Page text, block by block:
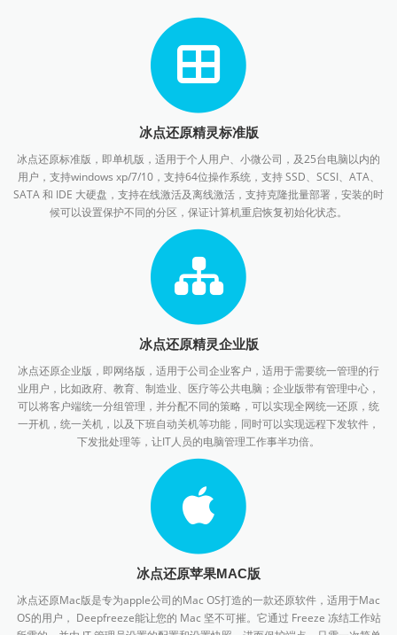
冰点还原精灵标准版
冰点还原标准版，即单机版，适用于个人用户、小微公司，及25台电脑以内的
用户，支持windows xp/7/10，支持64位操作系统，支持 SSD、SCSI、ATA、
SATA 和 IDE 大硬盘，支持在线激活及离线激活，支持克隆批量部署，安装的时
候可以设置保护不同的分区，保证计算机重启恢复初始化状态。
冰点还原精灵企业版
冰点还原企业版，即网络版，适用于公司企业客户，适用于需要统一管理的行
业用户，比如政府、教育、制造业、医疗等公共电脑；企业版带有管理中心，
可以将客户端统一分组管理，并分配不同的策略，可以实现全网统一还原，统
一开机，统一关机，以及下班自动关机等功能，同时可以实现远程下发软件，
下发批处理等，让IT人员的电脑管理工作事半功倍。
冰点还原苹果MAC版
冰点还原Mac版是专为apple公司的Mac OS打造的一款还原软件，适用于Mac
OS的用户， Deepfreeze能让您的 Mac 坚不可摧。它通过 Freeze 冻结工作站